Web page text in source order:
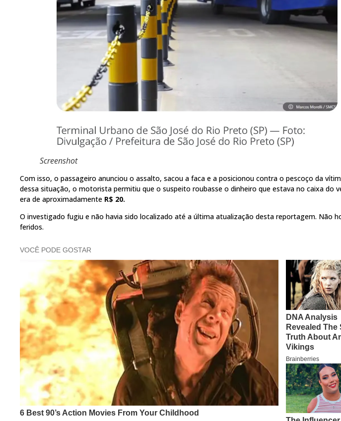
Screenshot
Com isso, o passageiro anunciou o assalto, sacou a faca e a posicionou contra o pescoço da
dessa situação, o motorista permitiu que o suspeito roubasse o dinheiro que estava no caixa do
era de aproximadamente R$ 20.
O investigado fugiu e não havia sido localizado até a última atualização desta reportagem. Não
feridos.